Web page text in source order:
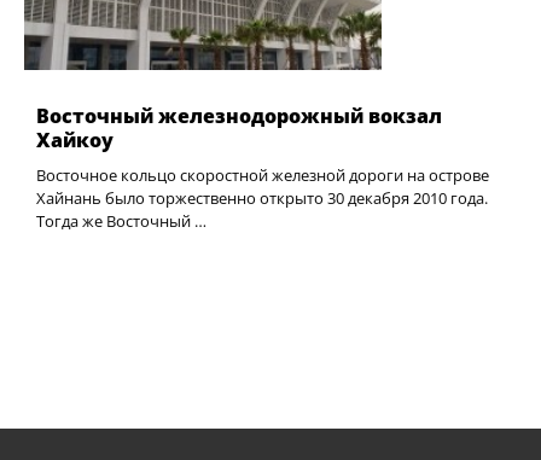
Восточный железнодорожный вокзал
Хайкоу
Восточное кольцо скоростной железной дороги на острове
Хайнань было торжественно открыто 30 декабря 2010 года.
Тогда же Восточный …